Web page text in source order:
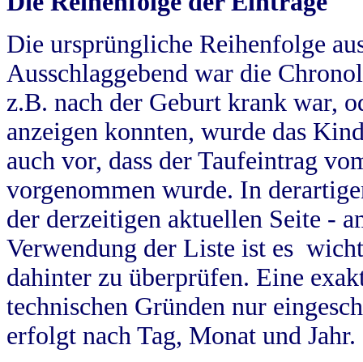
Die ursprüngliche Reihenfolge
Ausschlaggebend war die
z.B. nach der Geburt krank war,
anzeigen konnten, wurde das
auch vor, dass der Taufeintrag
vorgenommen wurde. In
der derzeitigen aktuellen Seite -
Verwendung der Liste ist es
dahinter zu überprüfen. Eine
technischen Gründen nur
erfolgt nach Tag, Monat und Jahr.